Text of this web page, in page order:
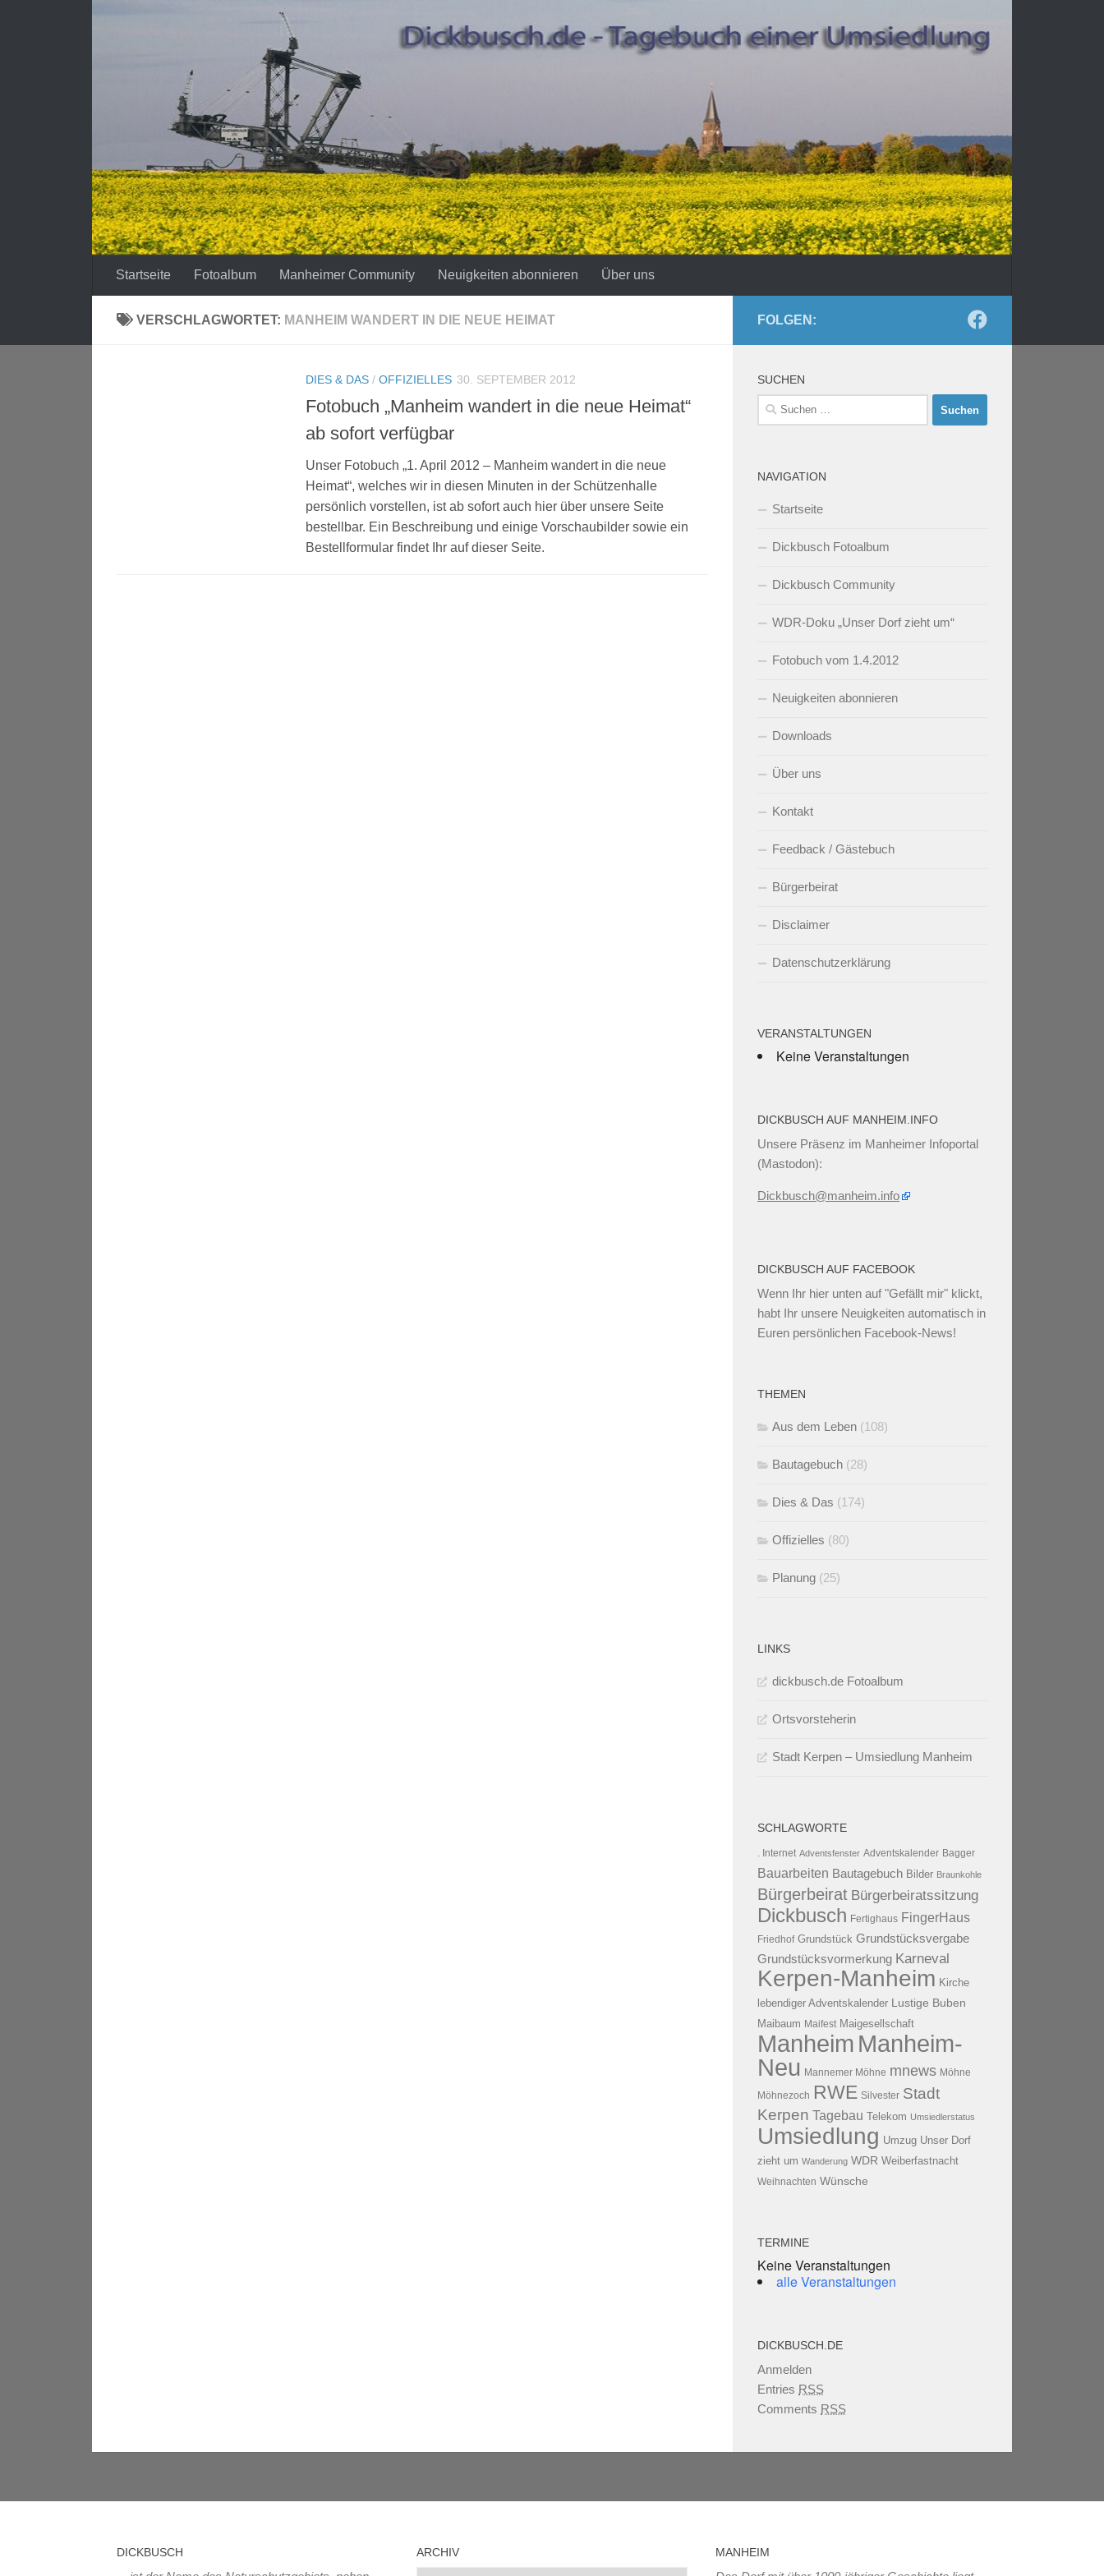
Startseite Fotoalbum Manheimer Community Neuigkeiten abonnieren Über uns
VERSCHLAGWORTET: MANHEIM WANDERT IN DIE NEUE HEIMAT
DIES & DAS / OFFIZIELLES 30. SEPTEMBER 2012
Fotobuch „Manheim wandert in die neue Heimat“
ab sofort verfügbar
Unser Fotobuch „1. April 2012 – Manheim wandert in die neue
Heimat“, welches wir in diesen Minuten in der Schützenhalle
persönlich vorstellen, ist ab sofort auch hier über unsere Seite
bestellbar. Ein Beschreibung und einige Vorschaubilder sowie ein
Bestellformular findet Ihr auf dieser Seite.
FOLGEN:
SUCHEN
Suchen
nach:
NAVIGATION
Startseite
Dickbusch Fotoalbum
Dickbusch Community
WDR-Doku „Unser Dorf zieht um“
Fotobuch vom 1.4.2012
Neuigkeiten abonnieren
Downloads
Über uns
Kontakt
Feedback / Gästebuch
Bürgerbeirat
Disclaimer
Datenschutzerklärung
VERANSTALTUNGEN
Keine Veranstaltungen
DICKBUSCH AUF MANHEIM.INFO
Unsere Präsenz im Manheimer Infoportal
(Mastodon):
Dickbusch@manheim.info
DICKBUSCH AUF FACEBOOK
Wenn Ihr hier unten auf "Gefällt mir" klickt,
habt Ihr unsere Neuigkeiten automatisch in
Euren persönlichen Facebook-News!
THEMEN
Aus dem Leben (108)
Bautagebuch (28)
Dies & Das (174)
Offizielles (80)
Planung (25)
LINKS
dickbusch.de Fotoalbum
Ortsvorsteherin
Stadt Kerpen – Umsiedlung Manheim
SCHLAGWORTE
. Internet Adventsfenster Adventskalender Bagger
Bauarbeiten Bautagebuch Bilder Braunkohle
Bürgerbeirat Bürgerbeiratssitzung
Dickbusch Fertighaus FingerHaus
Friedhof Grundstück Grundstücksvergabe
Grundstücksvormerkung Karneval
Kerpen-Manheim Kirche
lebendiger Adventskalender Lustige Buben
Maibaum Maifest Maigesellschaft
Manheim Manheim-
Neu Mannemer Möhne mnews Möhne
Möhnezoch RWE Silvester Stadt
Kerpen Tagebau Telekom Umsiedlerstatus
Umsiedlung Umzug Unser Dorf
zieht um Wanderung WDR Weiberfastnacht
Weihnachten Wünsche
TERMINE
Keine Veranstaltungen
alle Veranstaltungen
DICKBUSCH.DE
Anmelden
Entries RSS
Comments RSS
DICKBUSCH ARCHIV MANHEIM